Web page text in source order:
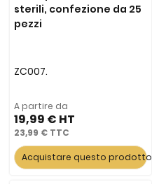
sterili, confezione da 25
pezzi
ZC007.
A partire da
19,99 €
23,99 €
Acquistare questo prodotto